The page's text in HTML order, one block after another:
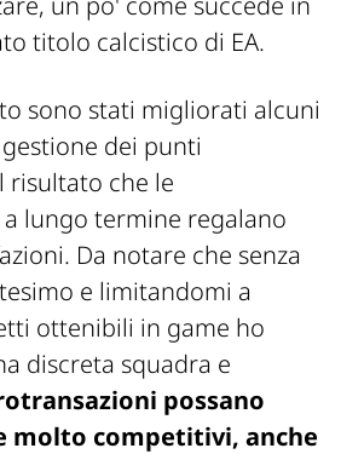
titolo calcistico di EA.
sono stati migliorati alcuni
dei punti
risultato che le
lungo termine regalano
Da notare che senza
e limitandomi a
ottenibili in game ho
discreta squadra e
possano
molto competitivi, anche